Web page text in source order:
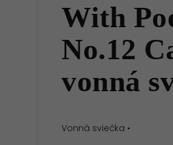
With
No.12
vonná
Vonná sviečka •